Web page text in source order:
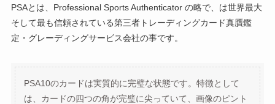
PSAとは、Professional Sports Authenticator の略で、は世界最大
そして最も信頼されている第三者トレーディングカード真贋鑑
定・グレーディングサービス会社の事です。
PSA10のカードは実質的に完璧な状態です。特徴として
は、カードの四つの角が完璧に尖っていて、画像のピント